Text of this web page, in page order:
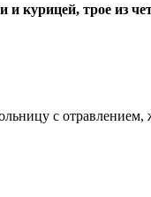
курицей, трое из
с